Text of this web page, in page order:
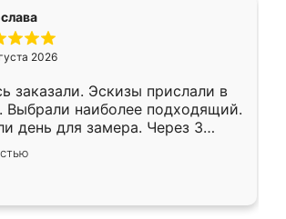
2026
заказали. Эскизы прислали в
Выбрали наиболее подходящий.
день для замера. Через 3
была уже готова. Остались
Спасибо Ренессанс
работу!